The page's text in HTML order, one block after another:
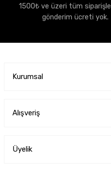
1500₺ ve üzeri tüm
gönderim ücreti yok.
Kurumsal
Alışveriş
Üyelik